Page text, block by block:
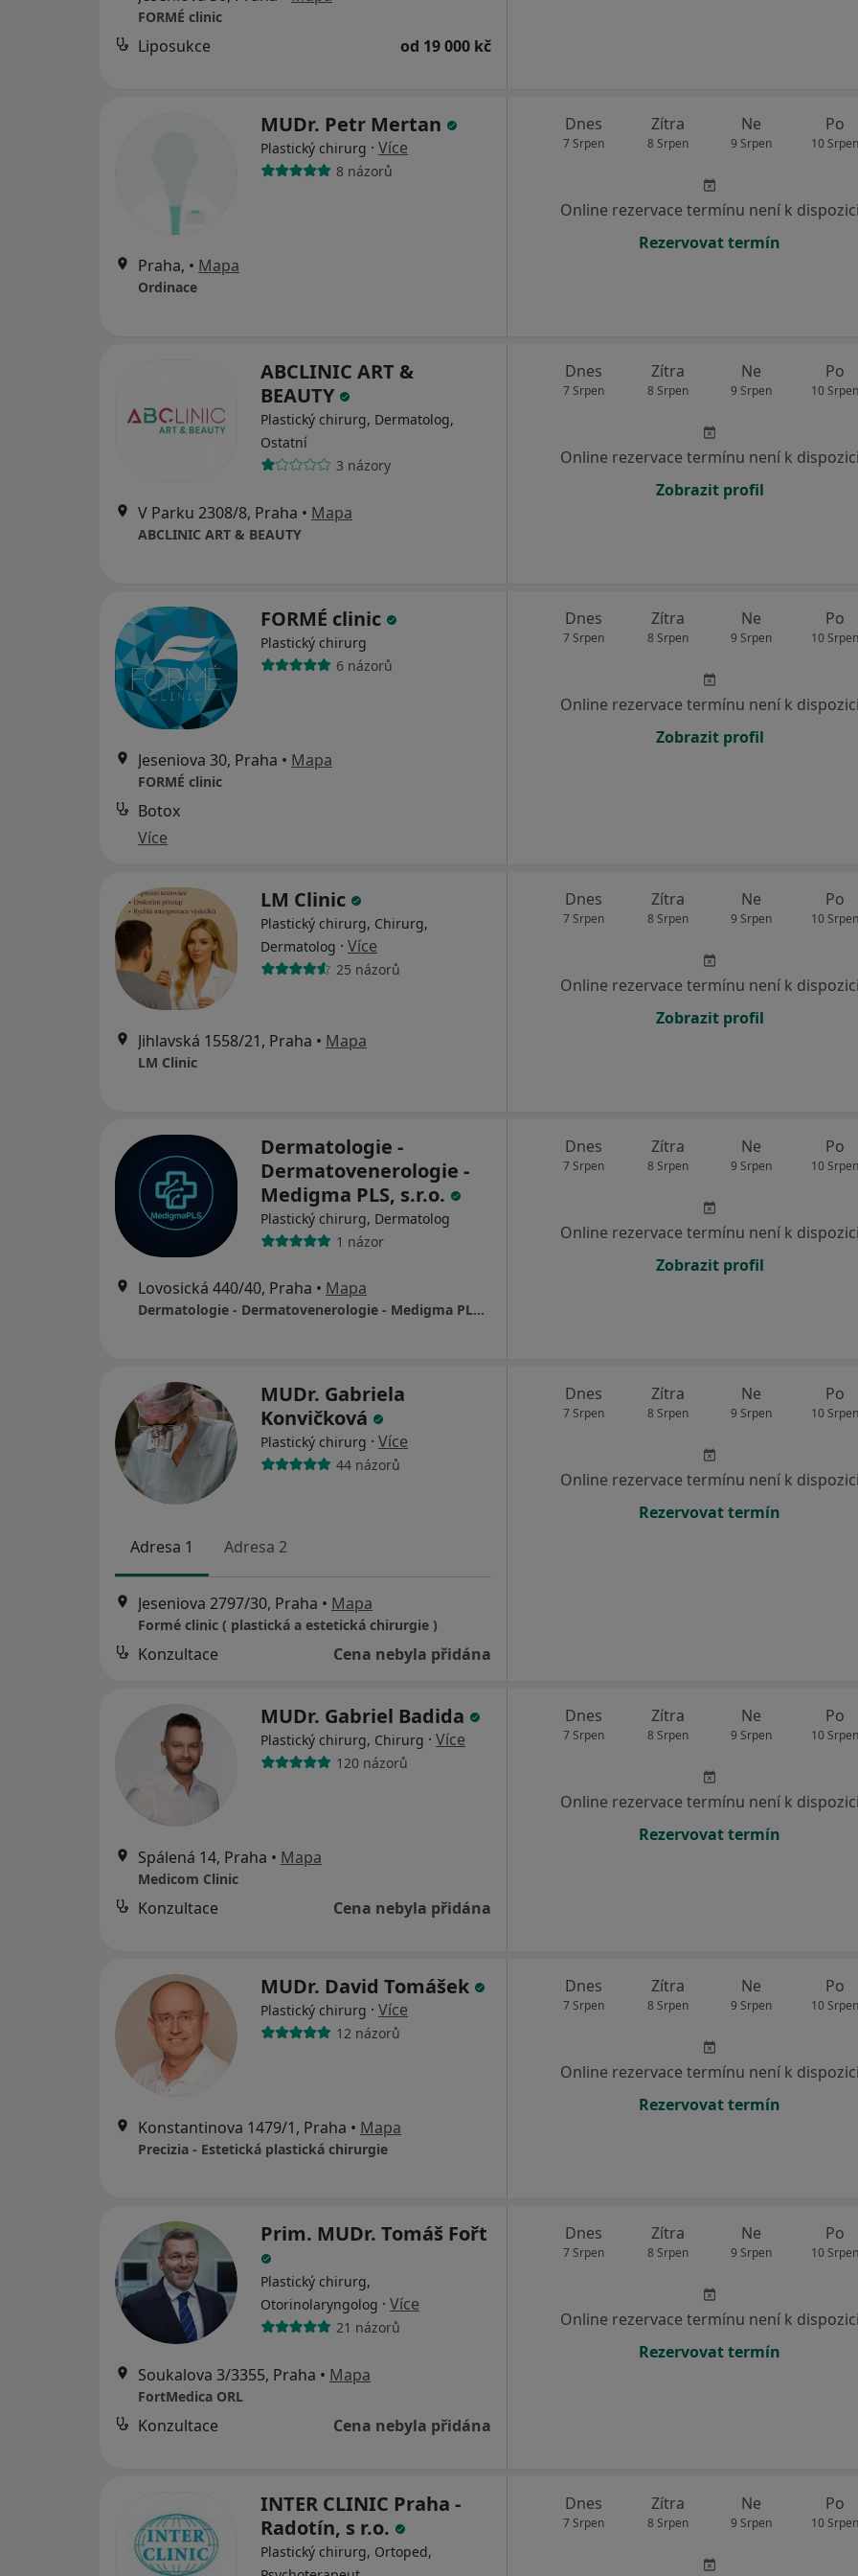
FORMÉ clinic
Liposukce od 19 000 kč
MUDr. Petr Mertan
Plastický chirurg · Více
8 názorů
Praha, • Mapa
Ordinace
Dnes
7 Srpen
Zítra
8 Srpen
Ne
9 Srpen
Po
10 Srpen
Online rezervace termínu není k dispozici
Rezervovat termín
ABCLINIC ART &
BEAUTY
Plastický chirurg, Dermatolog,
Ostatní
3 názory
V Parku 2308/8, Praha • Mapa
ABCLINIC ART & BEAUTY
Dnes
7 Srpen
Zítra
8 Srpen
Ne
9 Srpen
Po
10 Srpen
Online rezervace termínu není k dispozici
Zobrazit profil
FORMÉ clinic
Plastický chirurg
6 názorů
Jeseniova 30, Praha • Mapa
FORMÉ clinic
Botox
Více
Dnes
7 Srpen
Zítra
8 Srpen
Ne
9 Srpen
Po
10 Srpen
Online rezervace termínu není k dispozici
Zobrazit profil
LM Clinic
Plastický chirurg, Chirurg,
Dermatolog · Více
25 názorů
Jihlavská 1558/21, Praha • Mapa
LM Clinic
Dnes
7 Srpen
Zítra
8 Srpen
Ne
9 Srpen
Po
10 Srpen
Online rezervace termínu není k dispozici
Zobrazit profil
Dermatologie -
Dermatovenerologie -
Medigma PLS, s.r.o.
Plastický chirurg, Dermatolog
1 názor
Lovosická 440/40, Praha • Mapa
Dermatologie - Dermatovenerologie - Medigma PLS, s.r.o.
Dnes
7 Srpen
Zítra
8 Srpen
Ne
9 Srpen
Po
10 Srpen
Online rezervace termínu není k dispozici
Zobrazit profil
MUDr. Gabriela
Konvičková
Plastický chirurg · Více
44 názorů
Adresa 1 Adresa 2
Jeseniova 2797/30, Praha • Mapa
Formé clinic ( plastická a estetická chirurgie )
Konzultace Cena nebyla přidána
Dnes
7 Srpen
Zítra
8 Srpen
Ne
9 Srpen
Po
10 Srpen
Online rezervace termínu není k dispozici
Rezervovat termín
MUDr. Gabriel Badida
Plastický chirurg, Chirurg · Více
120 názorů
Spálená 14, Praha • Mapa
Medicom Clinic
Konzultace Cena nebyla přidána
Dnes
7 Srpen
Zítra
8 Srpen
Ne
9 Srpen
Po
10 Srpen
Online rezervace termínu není k dispozici
Rezervovat termín
MUDr. David Tomášek
Plastický chirurg · Více
12 názorů
Konstantinova 1479/1, Praha • Mapa
Precizia - Estetická plastická chirurgie
Dnes
7 Srpen
Zítra
8 Srpen
Ne
9 Srpen
Po
10 Srpen
Online rezervace termínu není k dispozici
Rezervovat termín
Prim. MUDr. Tomáš Fořt
Plastický chirurg,
Otorinolaryngolog · Více
21 názorů
Soukalova 3/3355, Praha • Mapa
FortMedica ORL
Konzultace Cena nebyla přidána
Dnes
7 Srpen
Zítra
8 Srpen
Ne
9 Srpen
Po
10 Srpen
Online rezervace termínu není k dispozici
Rezervovat termín
INTER CLINIC Praha -
Radotín, s r.o.
Plastický chirurg, Ortoped,
Dnes
7 Srpen
Zítra
8 Srpen
Ne
9 Srpen
Po
10 Srpen